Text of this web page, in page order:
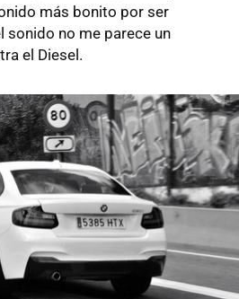
más bonito por ser
sonido no me parece un
el Diesel.